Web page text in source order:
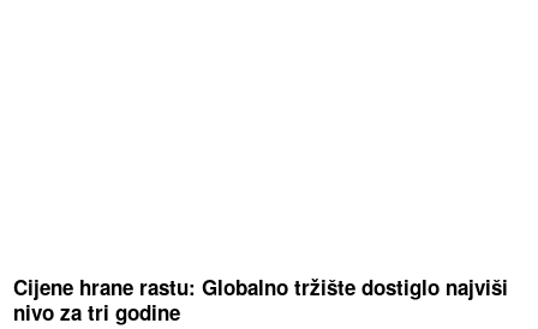
Cijene hrane rastu: Globalno tržište dostiglo najviši
nivo za tri godine